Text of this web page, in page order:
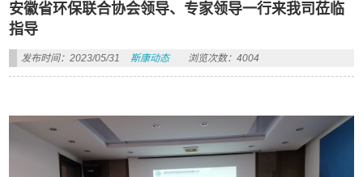
安徽省环保联合协会领导、专家领导一行来我司莅临
指导
发布时间：2023/05/31 斯康动态 浏览次数：4004